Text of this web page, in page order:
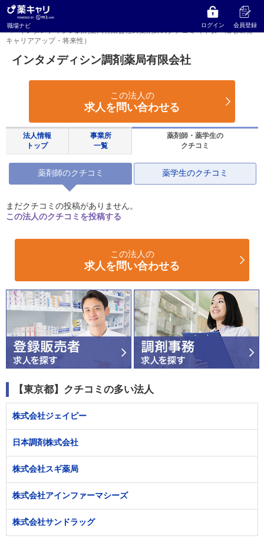
職場ナビ ログイン 会員登録
薬キャリ 職場ナビ
インタメディシン調剤薬局有限会社
インタメディシン調剤薬局有限会社の薬剤師のクチコミ（年収・職場環境・
キャリアアップ・将来性）
インタメディシン調剤薬局有限会社
この法人の
求人を問い合わせる
法人情報
トップ
事業所
一覧
薬剤師・薬学生の
クチコミ
薬剤師のクチコミ 薬学生のクチコミ
まだクチコミの投稿がありません。
この法人のクチコミを投稿する
この法人の
求人を問い合わせる
【東京都】クチコミの多い法人
株式会社ジェイピー
日本調剤株式会社
株式会社スギ薬局
株式会社アインファーマシーズ
株式会社サンドラッグ